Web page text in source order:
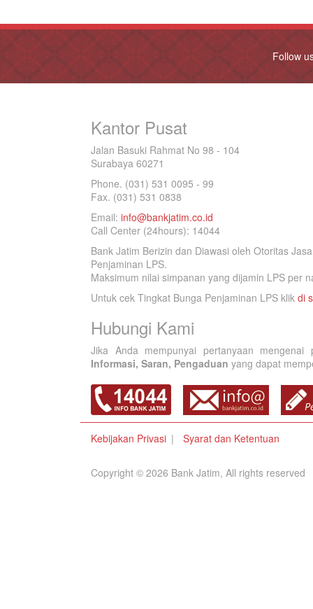
Follow
Kantor Pusat
Jalan Basuki Rahmat No 98 - 104
Surabaya 60271
Phone. (031) 531 0095 - 99
Fax. (031) 531 0838
Email: info@bankjatim.co.id
Call Center (24hours): 14044
Bank Jatim Berizin dan Diawasi oleh Otoritas
Penjaminan LPS.
Maksimum nilai simpanan yang dijamin LPS per
Untuk cek Tingkat Bunga Penjaminan LPS klik di
Hubungi Kami
Jika Anda mempunyai pertanyaan
Informasi, Saran, Pengaduan yang dapat
Kebijakan Privasi Syarat dan Ketentuan
Copyright © 2026 Bank Jatim, All rights reserved